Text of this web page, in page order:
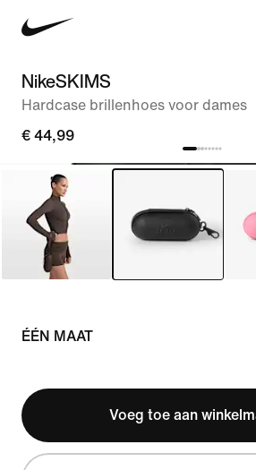
NikeSKIMS
Hardcase brillenhoes voor dames
€ 44,99
ÉÉN MAAT
Voeg toe aan